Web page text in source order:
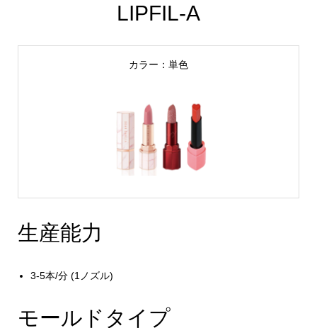
LIPFIL-A
カラー：単色
生産能力
3-5本/分 (1ノズル)
モールドタイプ